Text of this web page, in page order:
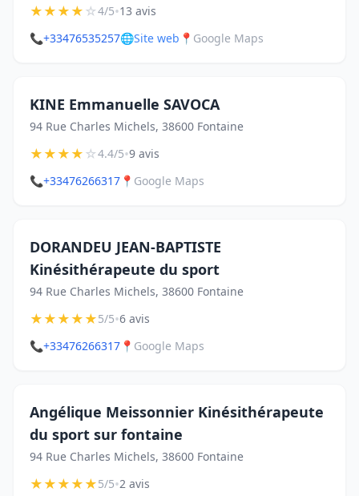
★★★★☆4/5•13 avis
📞+33476535257🌐Site web 📍 Google Maps
KINE Emmanuelle SAVOCA
94 Rue Charles Michels, 38600 Fontaine
★★★★☆4.4/5•9 avis
📞+33476266317 📍 Google Maps
DORANDEU JEAN-BAPTISTE
Kinésithérapeute du sport
94 Rue Charles Michels, 38600 Fontaine
★★★★★5/5•6 avis
📞+33476266317 📍 Google Maps
Angélique Meissonnier Kinésithérapeute
du sport sur fontaine
94 Rue Charles Michels, 38600 Fontaine
★★★★★5/5•2 avis